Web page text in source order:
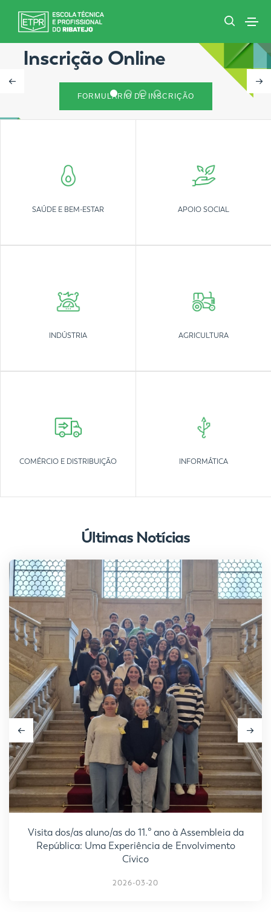
Inscrição Online
FORMULÁRIO DE INSCRIÇÃO
SAÚDE E BEM-ESTAR APOIO SOCIAL
INDÚSTRIA AGRICULTURA
COMÉRCIO E DISTRIBUIÇÃO INFORMÁTICA
Últimas Notícias
Visita dos/as aluno/as do 11.º ano à Assembleia da
República: Uma Experiência de Envolvimento
Cívico
2026-03-20